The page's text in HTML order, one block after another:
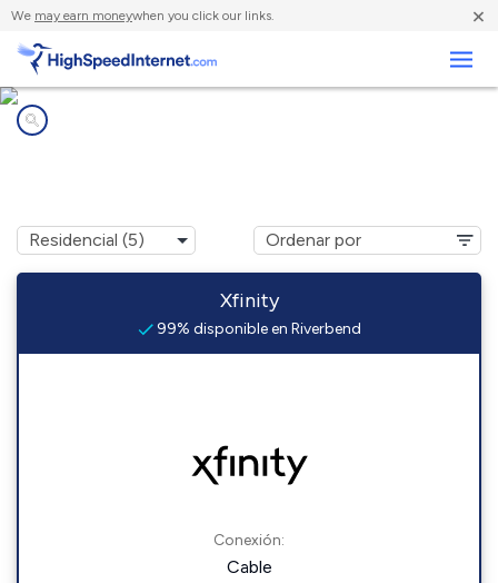
We may earn moneywhen you click our links. ×
Xfinity
99% disponible en Riverbend
Conexión:
Cable